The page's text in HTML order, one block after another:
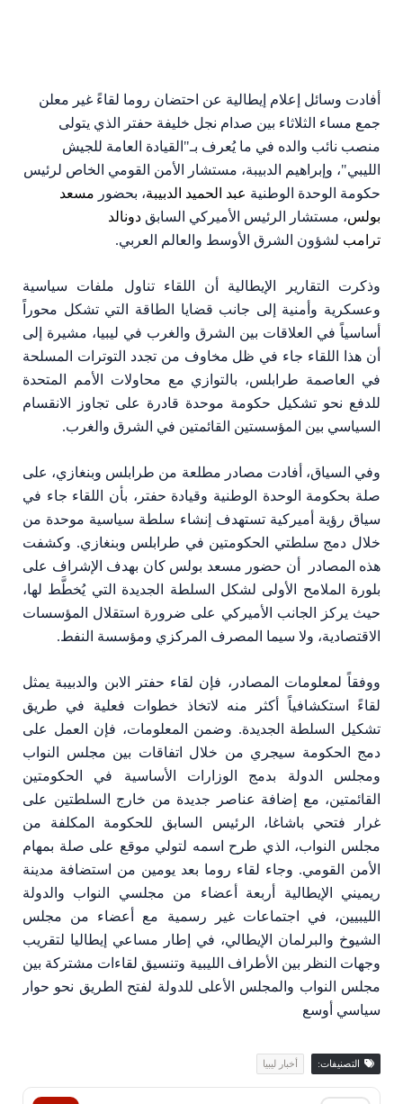
أفادت وسائل إعلام إيطالية عن احتضان روما لقاءً غير معلن
جمع مساء الثلاثاء بين صدام نجل خليفة حفتر الذي يتولى
منصب نائب والده في ما يُعرف بـ"القيادة العامة للجيش
الليبي"، وإبراهيم الدبيبة، مستشار الأمن القومي الخاص لرئيس
حكومة الوحدة الوطنية عبد الحميد الدبيبة، بحضور مسعد
بولس، مستشار الرئيس الأميركي السابق دونالد
ترامب لشؤون الشرق الأوسط والعالم العربي.
وذكرت التقارير الإيطالية أن اللقاء تناول ملفات سياسية
وعسكرية وأمنية إلى جانب قضايا الطاقة التي تشكل محوراً
أساسياً في العلاقات بين الشرق والغرب في ليبيا، مشيرة إلى
أن هذا اللقاء جاء في ظل مخاوف من تجدد التوترات المسلحة
في العاصمة طرابلس، بالتوازي مع محاولات الأمم المتحدة
للدفع نحو تشكيل حكومة موحدة قادرة على تجاوز الانقسام
السياسي بين المؤسستين القائمتين في الشرق والغرب.
وفي السياق، أفادت مصادر مطلعة من طرابلس وبنغازي، على
صلة بحكومة الوحدة الوطنية وقيادة حفتر، بأن اللقاء جاء في
سياق رؤية أميركية تستهدف إنشاء سلطة سياسية موحدة من
خلال دمج سلطتي الحكومتين في طرابلس وبنغازي. وكشفت
هذه المصادر أن حضور مسعد بولس كان بهدف الإشراف على
بلورة الملامح الأولى لشكل السلطة الجديدة التي يُخطَّط لها،
حيث يركز الجانب الأميركي على ضرورة استقلال المؤسسات
الاقتصادية، ولا سيما المصرف المركزي ومؤسسة النفط.
ووفقاً لمعلومات المصادر، فإن لقاء حفتر الابن والدبيبة يمثل
لقاءً استكشافياً أكثر منه لاتخاذ خطوات فعلية في طريق
تشكيل السلطة الجديدة. وضمن المعلومات، فإن العمل على
دمج الحكومة سيجري من خلال اتفاقات بين مجلس النواب
ومجلس الدولة بدمج الوزارات الأساسية في الحكومتين
القائمتين، مع إضافة عناصر جديدة من خارج السلطتين على
غرار فتحي باشاغا، الرئيس السابق للحكومة المكلفة من
مجلس النواب، الذي طرح اسمه لتولي موقع على صلة بمهام
الأمن القومي. وجاء لقاء روما بعد يومين من استضافة مدينة
ريميني الإيطالية أربعة أعضاء من مجلسي النواب والدولة
الليبيين، في اجتماعات غير رسمية مع أعضاء من مجلس
الشيوخ والبرلمان الإيطالي، في إطار مساعي إيطاليا لتقريب
وجهات النظر بين الأطراف الليبية وتنسيق لقاءات مشتركة بين
مجلس النواب والمجلس الأعلى للدولة لفتح الطريق نحو حوار
سياسي أوسع
التصنيفات: أخبار ليبيا